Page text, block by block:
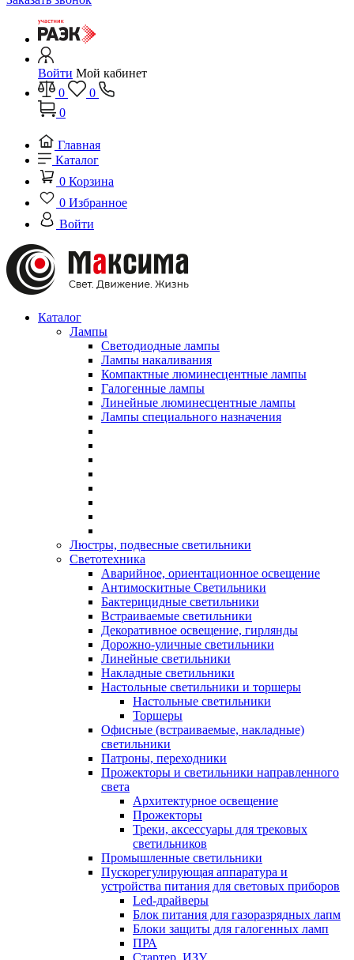
Войти Мой кабинет
0
0
0
Главная
Каталог
0 Корзина
0 Избранное
Войти
Каталог
Лампы
Светодиодные лампы
Лампы накаливания
Компактные люминесцентные лампы
Галогенные лампы
Линейные люминесцентные лампы
Лампы специального назначения
Люстры, подвесные светильники
Светотехника
Аварийное, ориентационное освещение
Антимоскитные Светильники
Бактерицидные светильники
Встраиваемые светильники
Декоративное освещение, гирлянды
Дорожно-уличные светильники
Линейные светильники
Накладные светильники
Настольные светильники и торшеры
Настольные светильники
Торшеры
Офисные (встраиваемые, накладные)
светильники
Патроны, переходники
Прожекторы и светильники направленного
света
Архитектурное освещение
Прожекторы
Треки, аксессуары для трековых
светильников
Промышленные светильники
Пускорегулирующая аппаратура и
устройства питания для световых приборов
Led-драйверы
Блок питания для газоразрядных лапм
Блоки защиты для галогенных ламп
ПРА
Стартер, ИЗУ